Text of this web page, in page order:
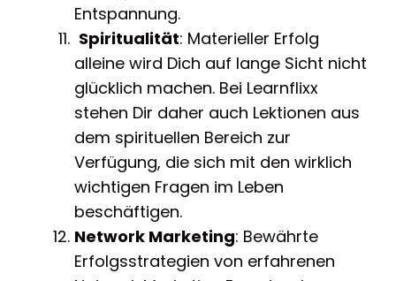
Entspannung.
Spiritualität: Materieller Erfolg
alleine wird Dich auf lange Sicht nicht
glücklich machen. Bei Learnflixx
stehen Dir daher auch Lektionen aus
dem spirituellen Bereich zur
Verfügung, die sich mit den wirklich
wichtigen Fragen im Leben
beschäftigen.
Network Marketing: Bewährte
Erfolgsstrategien von erfahrenen